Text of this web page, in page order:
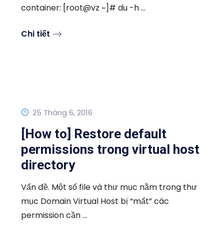
container: [root@vz ~]# du -h ...
Chi tiết
25 Tháng 6, 2016
[How to] Restore default
permissions trong virtual host
directory
Vấn đề. Một số file và thư mục nằm trong thư
mục Domain Virtual Host bị “mất” các
permission cần ...